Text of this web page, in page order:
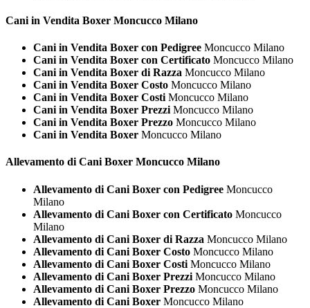
Cani in Vendita Boxer Moncucco Milano
Cani in Vendita Boxer con Pedigree Moncucco Milano
Cani in Vendita Boxer con Certificato Moncucco Milano
Cani in Vendita Boxer di Razza Moncucco Milano
Cani in Vendita Boxer Costo Moncucco Milano
Cani in Vendita Boxer Costi Moncucco Milano
Cani in Vendita Boxer Prezzi Moncucco Milano
Cani in Vendita Boxer Prezzo Moncucco Milano
Cani in Vendita Boxer Moncucco Milano
Allevamento di Cani Boxer Moncucco Milano
Allevamento di Cani Boxer con Pedigree Moncucco
Milano
Allevamento di Cani Boxer con Certificato Moncucco
Milano
Allevamento di Cani Boxer di Razza Moncucco Milano
Allevamento di Cani Boxer Costo Moncucco Milano
Allevamento di Cani Boxer Costi Moncucco Milano
Allevamento di Cani Boxer Prezzi Moncucco Milano
Allevamento di Cani Boxer Prezzo Moncucco Milano
Allevamento di Cani Boxer Moncucco Milano